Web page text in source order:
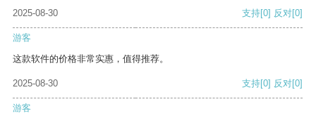
2025-08-30
支持[0] 反对[0]
游客
这款软件的价格非常实惠，值得推荐。
2025-08-30 支持[0] 反对[0]
游客